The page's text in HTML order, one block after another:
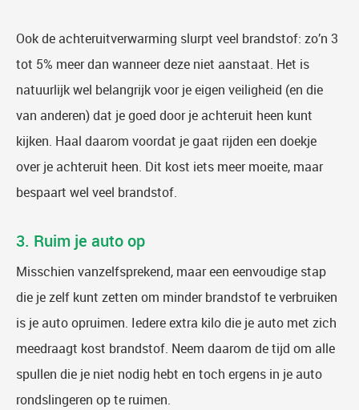
Ook de achteruitverwarming slurpt veel brandstof: zo’n 3
tot 5% meer dan wanneer deze niet aanstaat. Het is
natuurlijk wel belangrijk voor je eigen veiligheid (en die
van anderen) dat je goed door je achteruit heen kunt
kijken. Haal daarom voordat je gaat rijden een doekje
over je achteruit heen. Dit kost iets meer moeite, maar
bespaart wel veel brandstof.
3. Ruim je auto op
Misschien vanzelfsprekend, maar een eenvoudige stap
die je zelf kunt zetten om minder brandstof te verbruiken
is je auto opruimen. Iedere extra kilo die je auto met zich
meedraagt kost brandstof. Neem daarom de tijd om alle
spullen die je niet nodig hebt en toch ergens in je auto
rondslingeren op te ruimen.